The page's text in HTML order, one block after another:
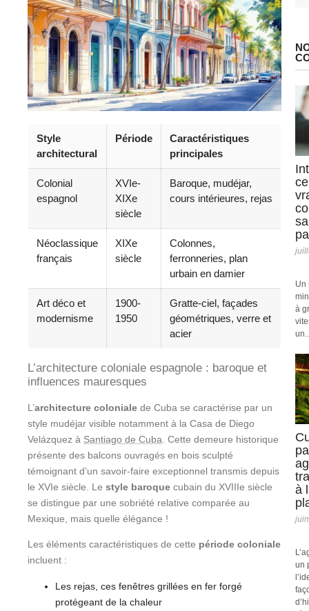
Style
architectural
Période
Caractéristiques
principales
Colonial
espagnol
XVIe-
XIXe
siècle
Baroque, mudéjar,
cours intérieures, rejas
Néoclassique
français
XIXe
siècle
Colonnes,
ferronneries, plan
urbain en damier
Art déco et
modernisme
1900-
1950
Gratte-ciel, façades
géométriques, verre et
acier
L’architecture coloniale espagnole : baroque et
influences mauresques
L’architecture coloniale de Cuba se caractérise par un
style mudéjar visible notamment à la Casa de Diego
Velázquez à Santiago de Cuba . Cette demeure historique
présente des balcons ouvragés en bois sculpté
témoignant d’un savoir-faire exceptionnel transmis depuis
le XVIe siècle. Le style baroque cubain du XVIIIe siècle
se distingue par une sobriété relative comparée au
Mexique, mais quelle élégance !
Les éléments caractéristiques de cette période coloniale
incluent :
Les rejas, ces fenêtres grillées en fer forgé
protégeant de la chaleur
Un
à
à
un